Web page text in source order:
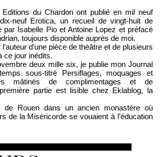
Editions du Chardon ont publié en mil neuf
neuf Erotica, un recueil de vingt-huit de
par Isabelle Pio et Antoine Lopez et préfacé
toujours disponible auprès de moi.
d’une pièce de théâtre et de plusieurs
ce jour inédits.
deux mille six, je publie mon Journal
sous-titré Persiflages, moquages et
mâtinés de complimentages et de
partie est lisible chez Eklablog, la
Rouen dans un ancien monastère où
de la Miséricorde se vouaient à l’éducation